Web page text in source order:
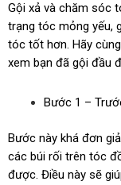
Gội xả và chăm sóc
trạng tóc mỏng yếu,
tóc tốt hơn. Hãy
xem bạn đã gội đầu
Bước 1 –
Bước này khá đơn
các búi rối trên tóc
được. Điều này sẽ